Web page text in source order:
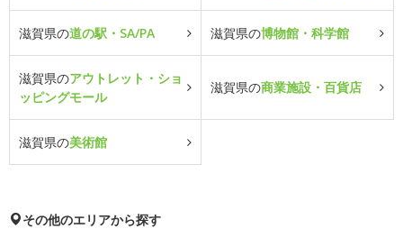
滋賀県の道の駅・SA/PA 滋賀県の博物館・科学館
滋賀県のアウトレット・ショ
ッピングモール
滋賀県の商業施設・百貨店
滋賀県の美術館
その他のエリアから探す